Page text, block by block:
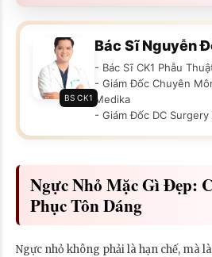
BS CK1
Bác Sĩ Nguyễn
- Bác Sĩ CK1 Phẫu
- Giám Đốc Chuyên
Medika
- Giám Đốc DC Surgery
Ngực Nhỏ Mặc Gì Đẹp:
Phục Tôn Dáng
Ngực nhỏ không phải là hạn chế, mà